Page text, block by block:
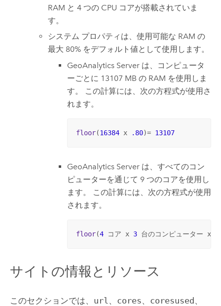
RAM と 4 つの CPU コアが搭載されていま
す。
システム プロパティは、使用可能な RAM の
最大 80% をデフォルト値として使用します。
GeoAnalytics Serverは、コンピュータ
ーごとに 13107 MB の RAM を使用しま
す。 この計算には、次の方程式が使用さ
れます。
floor(16384 x .80)= 13107
GeoAnalytics Serverは、すべてのコン
ピューターを通じて 9 つのコアを使用し
ます。 この計算には、次の方程式が使用
されます。
floor(4 コア x 3 台のコンピューター x
サイトの情報とリソース
このセクションでは、 url 、 cores、 coresused、